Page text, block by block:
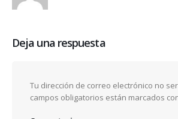
Deja una respuesta
Tu dirección de correo electrónico no
campos obligatorios están marcados